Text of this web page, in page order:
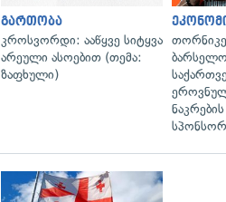
გართობა
კროსვორდი: ააწყვე სიტყვა
არეული ასოებით (თემა:
ზაფხული)